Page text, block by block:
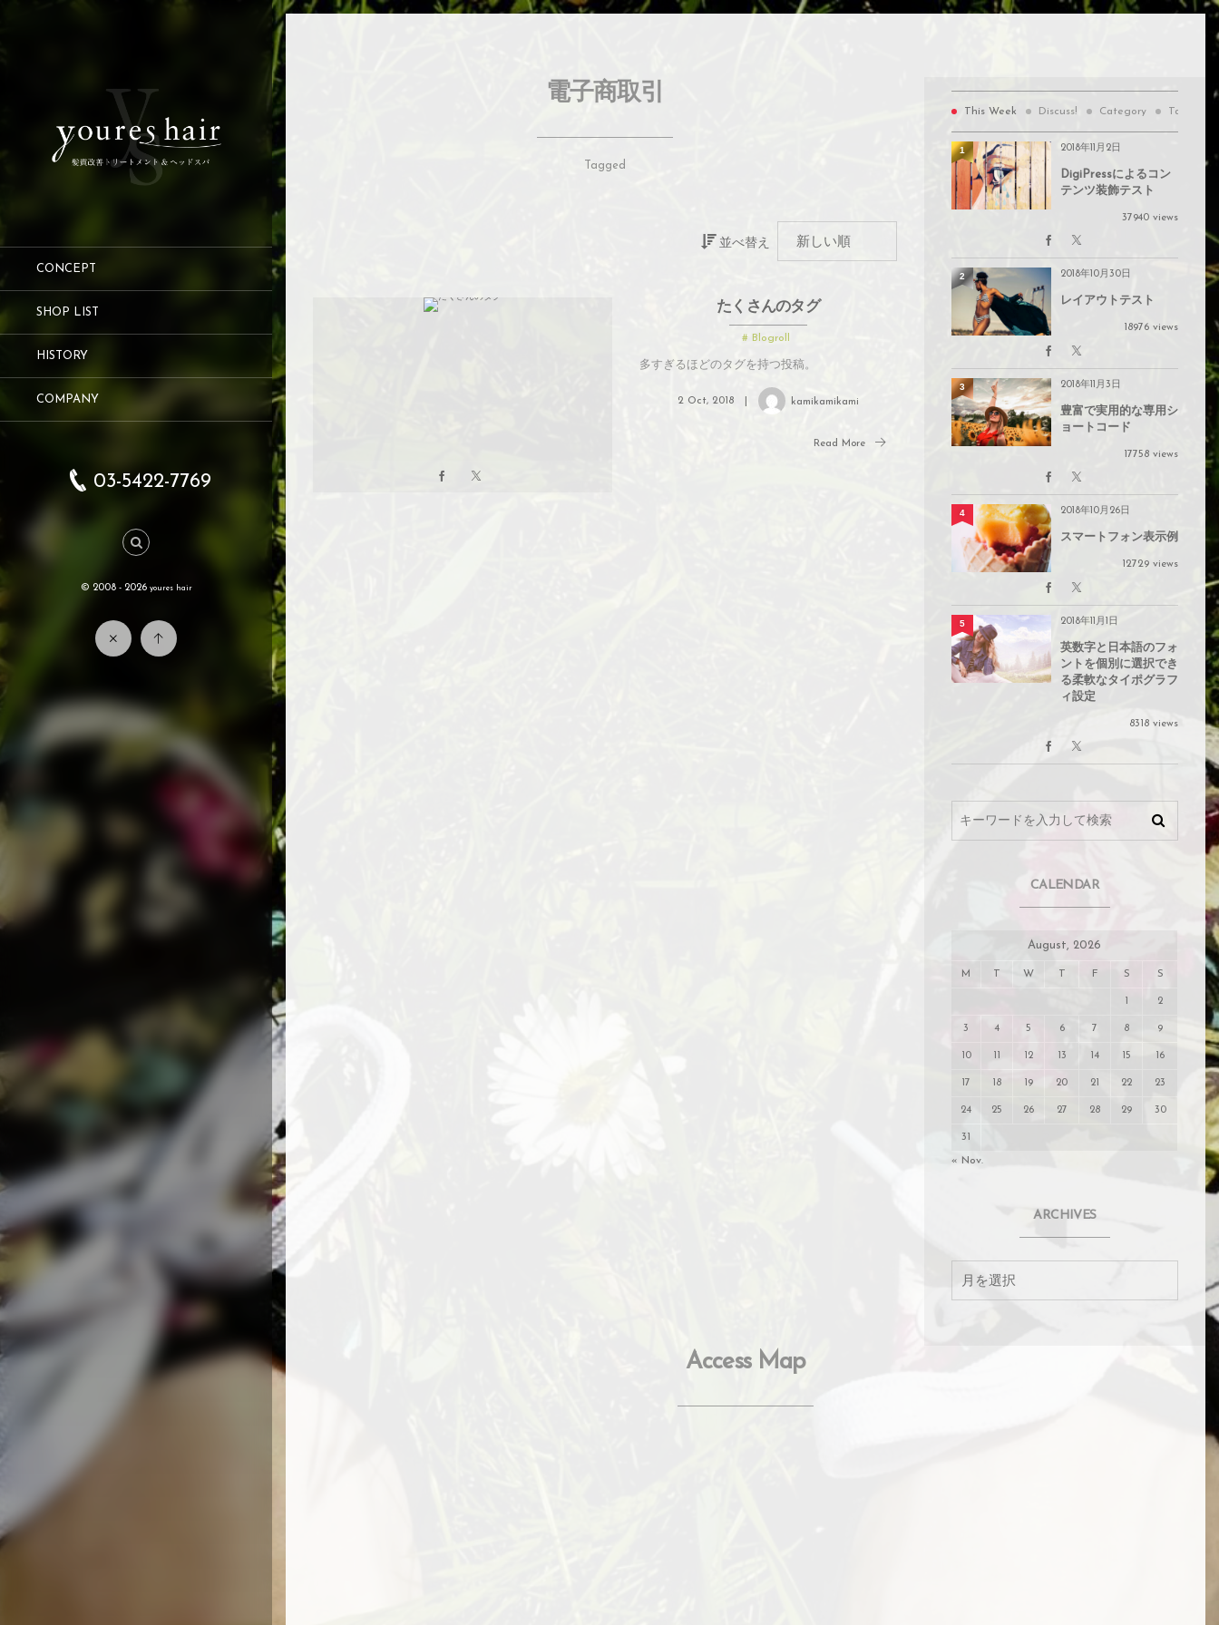
CONCEPT
SHOP LIST
HISTORY
COMPANY
03-5422-7769
© 2008 - 2026 youres hair
電子商取引
Tagged
並べ替え
たくさんのタグ
Blogroll
多すぎるほどのタグを持つ投稿。
2 Oct, 2018 kamikamikami
Read More
This Week Discuss! Category Tags
2018年11月2日
DigiPressによるコン
テンツ装飾テスト
37940 views
1
2018年10月30日
レイアウトテスト
18976 views
2
2018年11月3日
豊富で実用的な専用シ
ョートコード
17758 views
3
2018年10月26日
スマートフォン表示例
12729 views
4
2018年11月1日
英数字と日本語のフォ
ントを個別に選択でき
る柔軟なタイポグラフ
ィ設定
8318 views
5
CALENDAR
August, 2026
M T W T F S S
2
3 4 5 6 7 8 9
10 12 13 14 15 16
17 18 19 20 21 22 23
24 25 26 27 28 29 30
31
« Nov.
ARCHIVES
Access Map